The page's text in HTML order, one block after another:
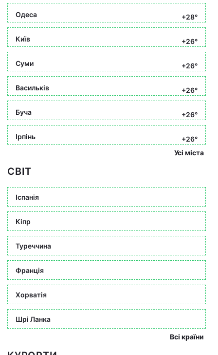
Одеса +28°
Київ +26°
Суми +26°
Васильків +26°
Буча +26°
Ірпінь
+26°
Усі міста
СВІТ
Іспанія
Кіпр
Туреччина
Франція
Хорватія
Шрі Ланка
Всі країни